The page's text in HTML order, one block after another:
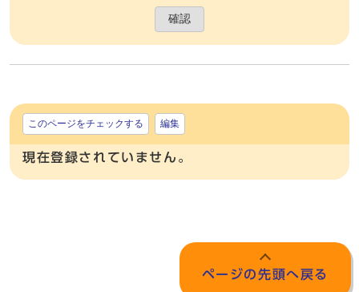
確認
このページをチェックする 編集
現在登録されていません。
ページの先頭へ戻る